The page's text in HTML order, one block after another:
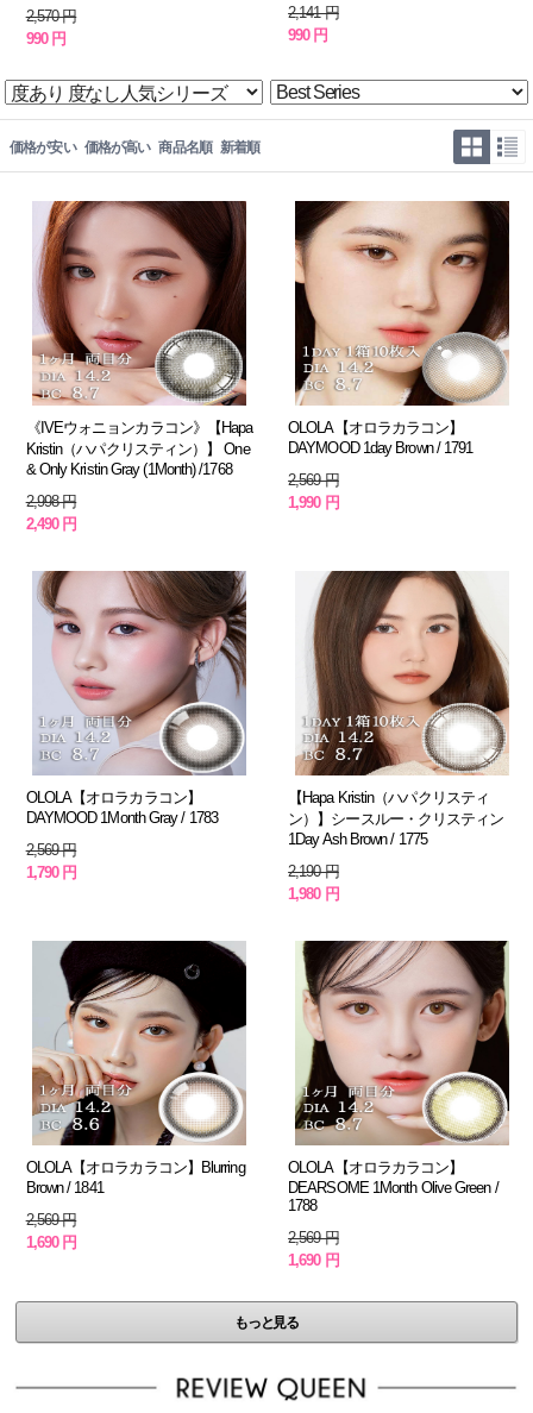
2,570 円
990 円
2,141 円
990 円
価格が安い 価格が高い 商品名順 新着順
《IVEウォニョンカラコン》【Hapa
Kristin（ハパクリスティン）】 One
& Only Kristin Gray (1Month) /1768
2,998 円
2,490 円
OLOLA【オロラカラコン】
DAYMOOD 1day Brown / 1791
2,569 円
1,990 円
OLOLA【オロラカラコン】
DAYMOOD 1Month Gray / 1783
2,569 円
1,790 円
【Hapa Kristin（ハパクリスティ
ン）】シースルー・クリスティン
1Day Ash Brown / 1775
2,190 円
1,980 円
OLOLA【オロラカラコン】Blurring
Brown / 1841
2,569 円
1,690 円
OLOLA【オロラカラコン】
DEARSOME 1Month Olive Green /
1788
2,569 円
1,690 円
もっと見る